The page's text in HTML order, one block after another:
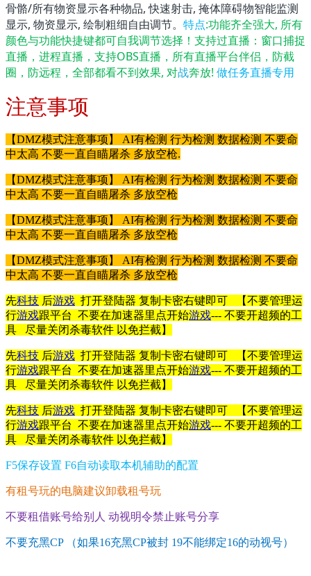
骨骼/所有物资显示各种物品, 快速射击, 掩体障碍物智能监测
显示, 物资显示, 绘制粗细自由调节。 特点:功能齐全强大, 所有
颜色与功能快捷键都可自我调节选择！支持过直播：窗口捕捉
直播，进程直播，支持OBS直播，所有直播平台伴侣，防截
圈，防远程，全部都看不到效果, 对战奔放! 做任务直播专用
注意事项
【DMZ模式注意事项】 AI有检测 行为检测 数据检测 不要命
中太高 不要一直自瞄屠杀 多放空枪.
【DMZ模式注意事项】 AI有检测 行为检测 数据检测 不要命
中太高 不要一直自瞄屠杀 多放空枪
【DMZ模式注意事项】 AI有检测 行为检测 数据检测 不要命
中太高 不要一直自瞄屠杀 多放空枪
【DMZ模式注意事项】 AI有检测 行为检测 数据检测 不要命
中太高 不要一直自瞄屠杀 多放空枪
先科技 后游戏 打开登陆器 复制卡密右键即可 【不要管理运
行游戏跟平台 不要在加速器里点开始游戏--- 不要开超频的工
具 尽量关闭杀毒软件 以免拦截】
先科技 后游戏 打开登陆器 复制卡密右键即可 【不要管理运
行游戏跟平台 不要在加速器里点开始游戏--- 不要开超频的工
具 尽量关闭杀毒软件 以免拦截】
先科技 后游戏 打开登陆器 复制卡密右键即可 【不要管理运
行游戏跟平台 不要在加速器里点开始游戏--- 不要开超频的工
具 尽量关闭杀毒软件 以免拦截】
F5保存设置 F6自动读取本机辅助的配置
有租号玩的电脑建议卸载租号玩
不要租借账号给别人 动视明令禁止账号分享
不要充黑CP （如果16充黑CP被封 19不能绑定16的动视号）